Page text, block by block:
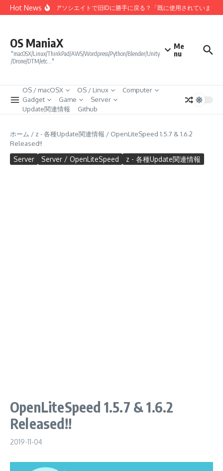
コンテンツへスキップ
Hot NewsAmazonアソシエイトで旧IDに勝手に戻る？「既に使用されています
OS ManiaX
"macOSX/Linux/ThinkPad/AWS/Wordpress/Python/Blender/Unity
/Drone/DTM/etc…"
Me
nu
OS / macOSX OS / Linux
Computer
Gadget
Game
Server
Update関連情報
Github
ホーム / z - 各種Update関連情報 / OpenLiteSpeed 1.5.7 & 1.6.2
Released!!
Server Server / OpenLiteSpeed z - 各種Update関連情報
OpenLiteSpeed 1.5.7 & 1.6.2
Released!!
2019-11-04